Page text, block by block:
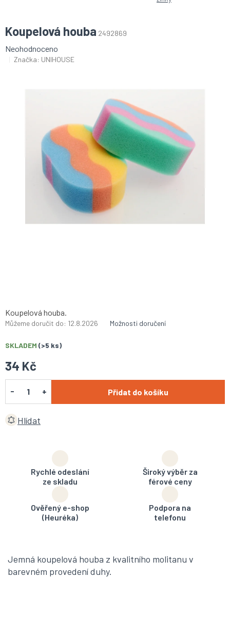
Koupelová houba 2492869
Průměrné
hodnocení
Neohodnoceno
Značka: UNIHOUSE
34 Kč
SKLADEM (>5 ks)
Můžeme doručit do: 12.8.2026 Možnosti doručení
Přidat do košíku
Koupelová houba.
Hlídat
Rychlé odeslání
ze skladu
Široký výběr za
férové ceny
Ověřený e-shop
(Heuréka)
Podpora na
telefonu
Jemná koupelová houba z kvalitního molitanu v
barevném provedení duhy.